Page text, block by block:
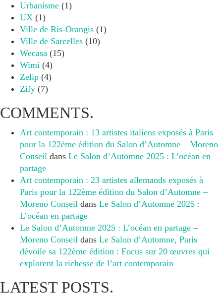
Urbanisme (1)
UX (1)
Ville de Ris-Orangis (1)
Ville de Sarcelles (10)
Wecasa (15)
Wimi (4)
Zelip (4)
Zify (7)
COMMENTS.
Art contemporain : 13 artistes italiens exposés à Paris
pour la 122ème édition du Salon d’Automne – Moreno
Conseil dans Le Salon d’Automne 2025 : L’océan en
partage
Art contemporain : 23 artistes allemands exposés à
Paris pour la 122ème édition du Salon d’Automne –
Moreno Conseil dans Le Salon d’Automne 2025 :
L’océan en partage
Le Salon d’Automne 2025 : L’océan en partage –
Moreno Conseil dans Le Salon d’Automne, Paris
dévoile sa 122ème édition : Focus sur 20 œuvres qui
explorent la richesse de l’art contemporain
LATEST POSTS.